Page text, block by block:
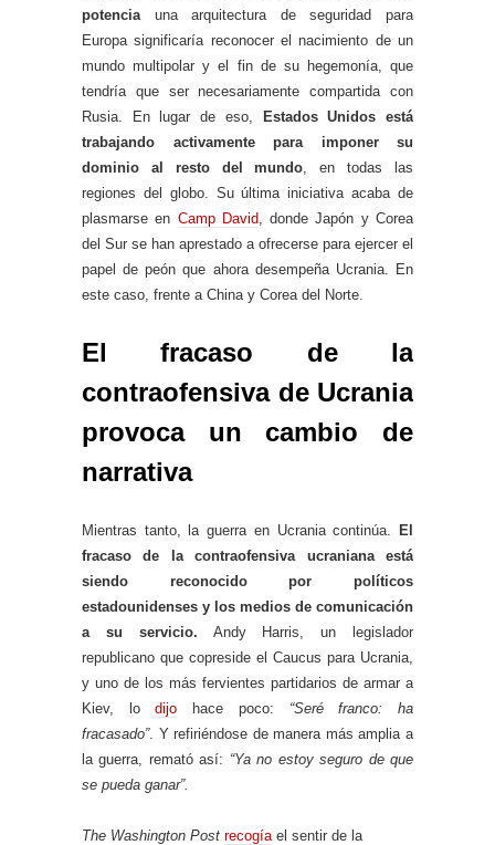
potencia una arquitectura de seguridad para
Europa significaría reconocer el nacimiento de un
mundo multipolar y el fin de su hegemonía, que
tendría que ser necesariamente compartida con
Rusia. En lugar de eso,
Estados Unidos está
trabajando activamente para imponer su
dominio al resto del mundo , en todas las
regiones del globo. Su última iniciativa acaba de
plasmarse en Camp David , donde Japón y Corea
del Sur se han aprestado a ofrecerse para ejercer el
papel de peón que ahora desempeña Ucrania. En
este caso, frente a China y Corea del Norte.
El fracaso de la
contraofensiva de Ucrania
provoca un cambio de
narrativa
Mientras tanto, la guerra en Ucrania continúa.
El
fracaso de la contraofensiva ucraniana está
siendo reconocido por políticos
estadounidenses y los medios de comunicación
a su servicio. Andy Harris, un legislador
republicano que copreside el Caucus para Ucrania,
y uno de los más fervientes partidarios de armar a
Kiev, lodijo hace poco: “Seré franco: ha
fracasado”. Y refiriéndose de manera más amplia a
la guerra, remató así: “Ya no estoy seguro de que
se pueda ganar”.
The Washington Post recogía el sentir de la